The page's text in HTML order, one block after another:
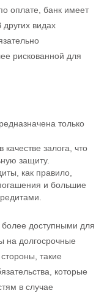
оплате, банк имеет
видах
рискованной для
только
залога, что
защиту.
как правило,
и большие
более доступными для
на долгосрочные
такие
которые
в случае